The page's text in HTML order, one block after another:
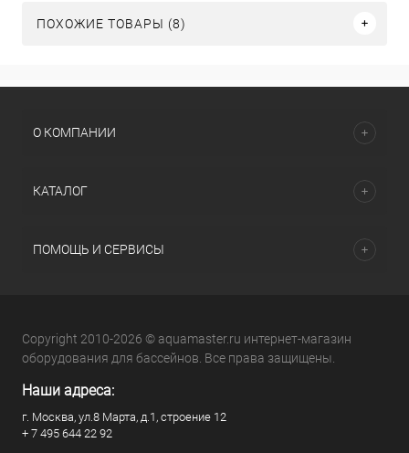
ПОХОЖИЕ ТОВАРЫ (8)
О КОМПАНИИ
КАТАЛОГ
ПОМОЩЬ И СЕРВИСЫ
Copyright 2010-2026 © aquamaster.ru интернет-магазин
оборудования для бассейнов. Все права защищены.
Наши адреса:
г. Москва, ул.8 Марта, д.1, строение 12
+ 7 495 644 22 92